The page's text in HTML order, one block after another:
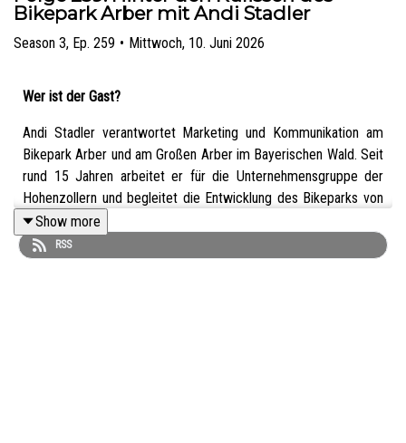
Bikepark Arber mit Andi Stadler
Season 3, Ep. 259 • Mittwoch, 10. Juni 2026
Wer ist der Gast?
Andi Stadler verantwortet Marketing und Kommunikation am
Bikepark Arber und am Großen Arber im Bayerischen Wald. Seit
rund 15 Jahren arbeitet er für die Unternehmensgruppe der
Hohenzollern und begleitet die Entwicklung des Bikeparks von
den ersten Konzepten bis zur Vermarktung. Im Gespräch mit
Host Nora gibt er seltene Einblicke in die Entstehung eines
Bikeparks, die Herausforderungen hinter Genehmigungen,
Show more
RSS